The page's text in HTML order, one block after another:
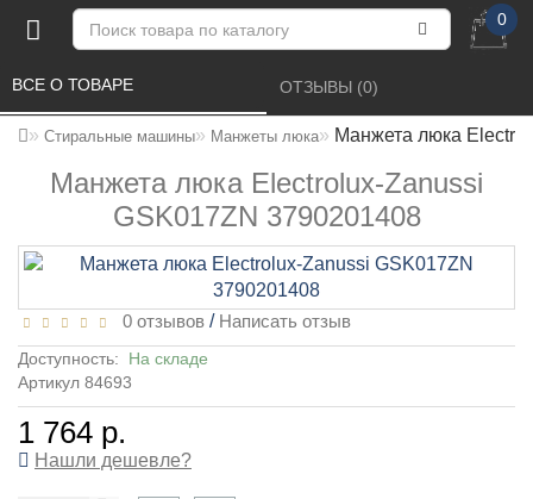
0
Стиральные машины Манжеты люка Манжета люка
Манжета люка Electrolux-Zanussi
GSK017ZN 3790201408
ВСЕ О ТОВАРЕ ОТЗЫВЫ (0)
0 отзывов / Написать отзыв
Доступность: На складе
Артикул 84693
1 764 р.
Нашли дешевле?